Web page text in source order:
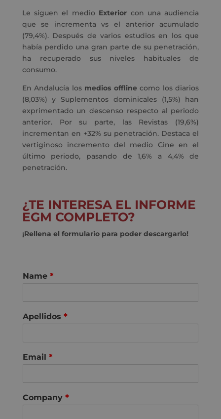
Le siguen el medio Exterior con una audiencia
que se incrementa vs el anterior acumulado
(79,4%). Después de varios estudios en los que
había perdido una gran parte de su penetración,
ha recuperado sus niveles habituales de
consumo.
En Andalucía los medios offlinecomo los diarios
(8,03%) y Suplementos dominicales (1,5%) han
exprimentado un descenso respecto al periodo
anterior. Por su parte, las Revistas (19,6%)
incrementan en +32% su penetración. Destaca el
vertiginoso incremento del medio Cine en el
último periodo, pasando de 1,6% a 4,4% de
penetración.
¿TE INTERESA EL INFORME
EGM COMPLETO?
¡Rellena el formulario para poder descargarlo!
Name *
Apellidos *
Email *
Company *